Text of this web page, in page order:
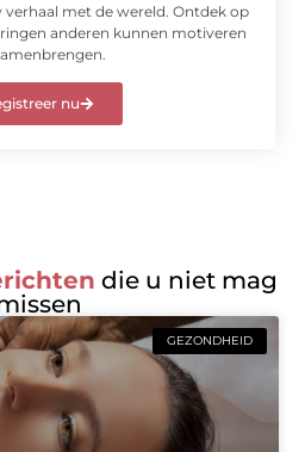
verhaal met de wereld. Ontdek op
anderen kunnen motiveren
nu
die u niet mag
GEZONDHEID